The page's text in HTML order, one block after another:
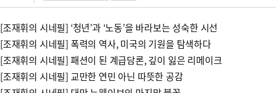
[조재휘의 시네필] ‘청년’과 ‘노동’을 바라보는 성숙한 시선
[조재휘의 시네필] 폭력의 역사, 미국의 기원을 탐색하다
[조재휘의 시네필] 패션이 된 계급담론, 깊이 잃은 리메이크
[조재휘의 시네필] 교만한 연민 아닌 따뜻한 공감